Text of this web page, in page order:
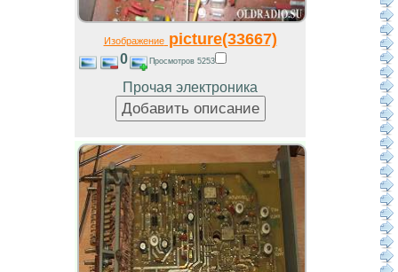
Изображениеpicture(33667)
0 Просмотров 5253
Прочая электроника